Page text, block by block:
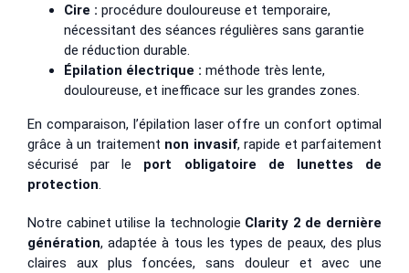
Cire : procédure douloureuse et temporaire,
nécessitant des séances régulières sans garantie
de réduction durable.
Épilation électrique : méthode très lente,
douloureuse, et inefficace sur les grandes zones.
En comparaison, l’épilation laser offre un confort optimal
grâce à un traitement non invasif, rapide et parfaitement
sécurisé par le port obligatoire de lunettes de
protection.
Notre cabinet utilise la technologie Clarity 2 de dernière
génération, adaptée à tous les types de peaux, des plus
claires aux plus foncées, sans douleur et avec une